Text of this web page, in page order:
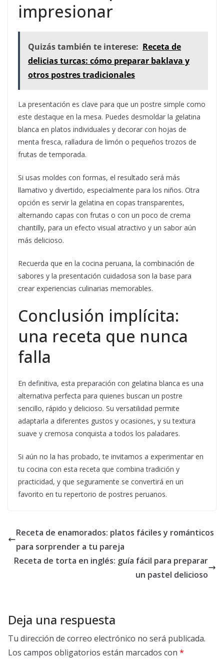
impresionar
Quizás también te interese: Receta de
delicias turcas: cómo preparar baklava y
otros postres tradicionales
La presentación es clave para que un postre simple como
este destaque en la mesa. Puedes desmoldar la gelatina
blanca en platos individuales y decorar con hojas de
menta fresca, ralladura de limón o pequeños trozos de
frutas de temporada.
Si usas moldes con formas, el resultado será más
llamativo y divertido, especialmente para los niños. Otra
opción es servir la gelatina en copas transparentes,
alternando capas con frutas o con un poco de crema
chantilly, para un efecto visual atractivo y un sabor aún
más delicioso.
Recuerda que en la cocina peruana, la combinación de
sabores y la presentación cuidadosa son la base para
crear experiencias culinarias memorables.
Conclusión implícita:
una receta que nunca
falla
En definitiva, esta preparación con gelatina blanca es una
alternativa perfecta para quienes buscan un postre
sencillo, rápido y delicioso. Su versatilidad permite
adaptarla a diferentes gustos y ocasiones, y su textura
suave y cremosa conquista a todos los paladares.
Si aún no la has probado, te invitamos a experimentar en
tu cocina con esta receta que combina tradición y
practicidad, y que seguramente se convertirá en un
favorito en tu repertorio de postres peruanos.
Receta de enamorados: platos fáciles y románticos
para sorprender a tu pareja
Receta de torta en inglés: guía fácil para preparar
un pastel delicioso
Deja una respuesta
Tu dirección de correo electrónico no será publicada.
Los campos obligatorios están marcados con *